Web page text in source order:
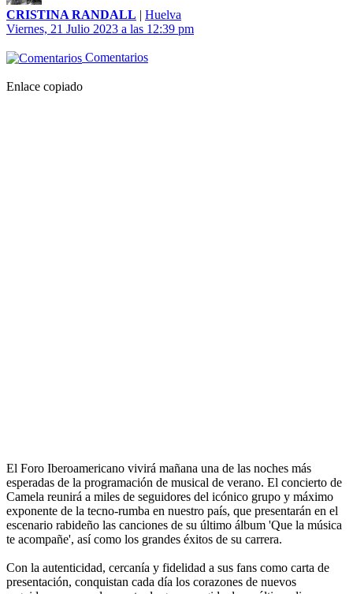
CRISTINA RANDALL | Huelva
Viernes, 21 Julio 2023 a las 12:39 pm
Comentarios
Enlace copiado
El Foro Iberoamericano vivirá mañana una de las noches más
esperadas de la programación de musical de verano. El concierto de
Camela reunirá a miles de seguidores del icónico grupo y máximo
exponente de la tecno-rumba en nuestro país, que presentarán en el
escenario rabideño las canciones de su último álbum 'Que la música
te acompañe', así como los grandes éxitos de su carrera.
Con la autenticidad, cercanía y fidelidad a sus fans como carta de
presentación, conquistan cada día los corazones de nuevos